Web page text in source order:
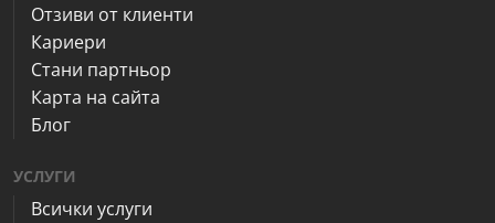
Отзиви от клиенти
Кариери
Стани партньор
Карта на сайта
Блог
УСЛУГИ
Всички услуги